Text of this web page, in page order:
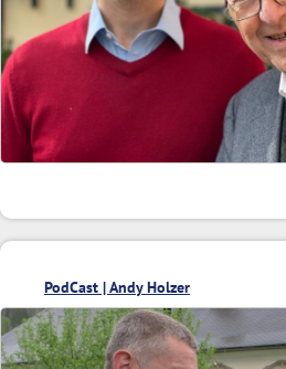
PodCast | Andy Holzer